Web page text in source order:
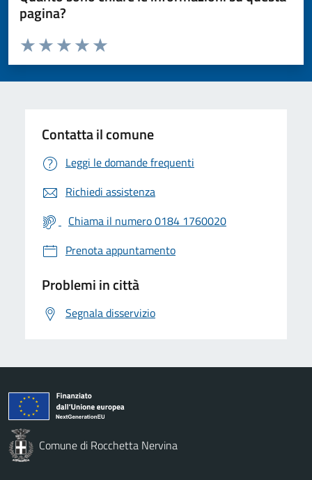
pagina?
Valuta da 1 a 5 stelle la pagina
Valuta 5 stelle su 5
Valuta 4 stelle su 5
Valuta 3 stelle su 5
Valuta 2 stelle su 5
Valuta 1 stelle su 5
Contatta il comune
Leggi le domande frequenti
Richiedi assistenza
Chiama il numero 0184 1760020
Prenota appuntamento
Problemi in città
Segnala disservizio
Comune di Rocchetta Nervina